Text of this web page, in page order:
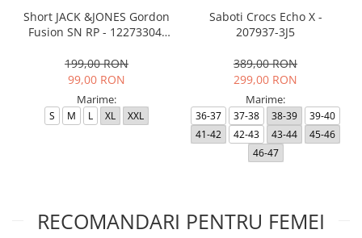
Short JACK &JONES Gordon
Fusion SN RP - 12273304-
199,00 RON
99,00 RON
Marime:
S M L XL XXL
Saboti Crocs Echo X -
207937-3J5
389,00 RON
299,00 RON
Marime:
36-37 37-38 38-39
39-40
41-42
42-43 43-44
45-46
46-47
RECOMANDARI PENTRU FEMEI